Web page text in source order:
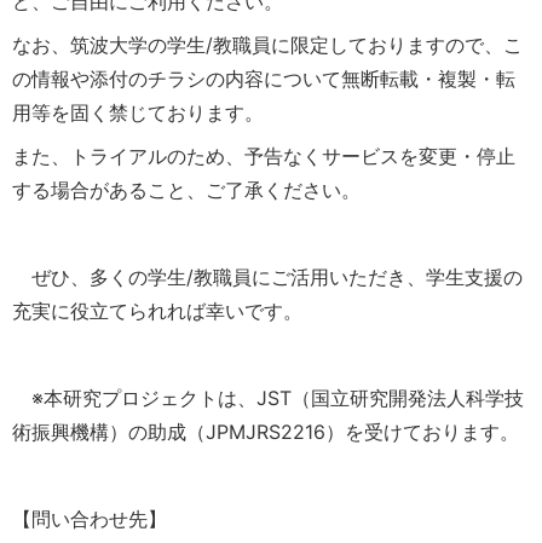
なお、筑波大学の学生/教職員に限定しておりますので、こ
の情報や添付のチラシの内容について無断転載・複製・転
用等を固く禁じております。
また、トライアルのため、予告なくサービスを変更・停止
する場合があること、ご了承ください。
ぜひ、多くの学生/教職員にご活用いただき、学生支援の
充実に役立てられれば幸いです。
※本研究プロジェクトは、JST（国立研究開発法人科学技
術振興機構）の助成（JPMJRS2216）を受けております。
【問い合わせ先】